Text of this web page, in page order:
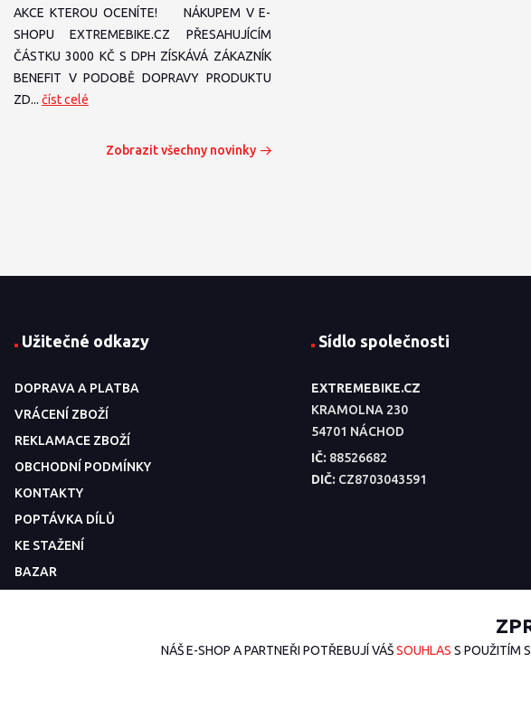
AKCE KTEROU OCENÍTE! NÁKUPEM V E-
SHOPU EXTREMEBIKE.CZ PŘESAHUJÍCÍM
ČÁSTKU 3000 KČ S DPH ZÍSKÁVÁ ZÁKAZNÍK
BENEFIT V PODOBĚ DOPRAVY PRODUKTU
ZD... číst celé
Zobrazit všechny novinky
Užitečné odkazy
DOPRAVA A PLATBA
VRÁCENÍ ZBOŽÍ
REKLAMACE ZBOŽÍ
OBCHODNÍ PODMÍNKY
KONTAKTY
POPTÁVKA DÍLŮ
KE STAŽENÍ
BAZAR
Sídlo společnosti
EXTREMEBIKE.CZ
KRAMOLNA 230
54701 NÁCHOD
IČ: 88526682
DIČ: CZ8703043591
NÁŠ E-SHOP A PARTNEŘI POTŘEBUJÍ VÁŠSOUHLAS S POUŽITÍM